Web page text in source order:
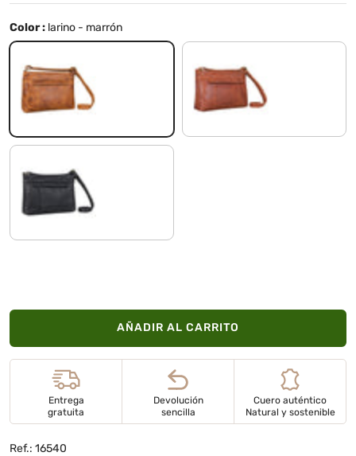
Color : larino - marrón
larino - marrón arrona - marrón
negro
AÑADIR AL CARRITO
Entrega
gratuita
Devolución
sencilla
Cuero auténtico
Natural y sostenible
Ref.: 16540